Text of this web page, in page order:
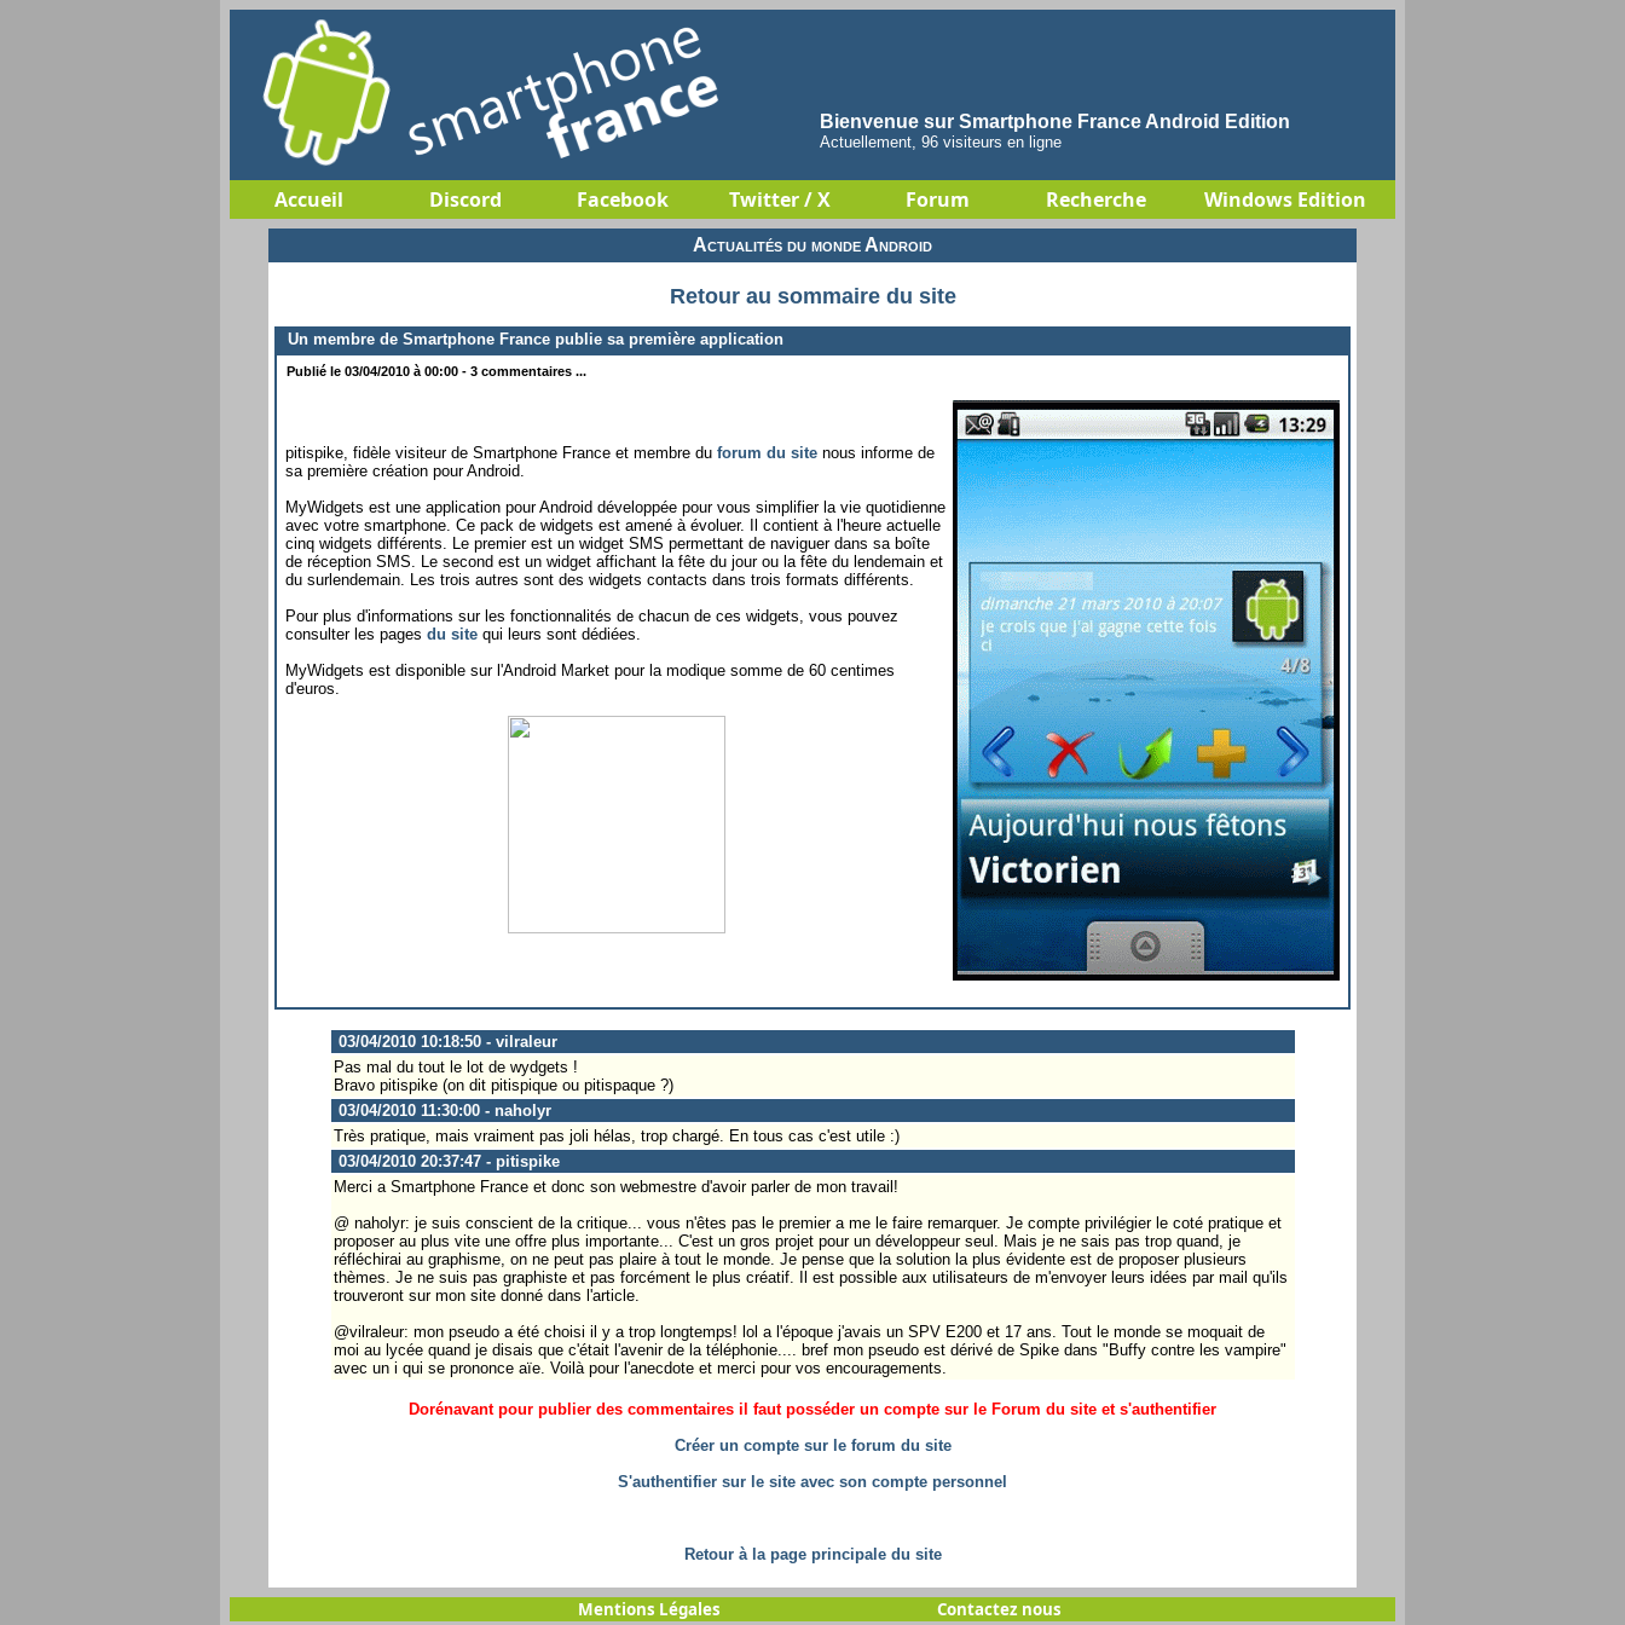
Bienvenue sur Smartphone France Android Edition
Actuellement, 96 visiteurs en ligne
Accueil Discord Facebook Twitter / X Forum Recherche Windows Edition
Actualités du monde Android
Retour au sommaire du site
Un membre de Smartphone France publie sa première application
Publié le 03/04/2010 à 00:00 - 3 commentaires ...
pitispike, fidèle visiteur de Smartphone France et membre du forum du site nous informe de
sa première création pour Android.
MyWidgets est une application pour Android développée pour vous simplifier la vie quotidienne
avec votre smartphone. Ce pack de widgets est amené à évoluer. Il contient à l'heure actuelle
cinq widgets différents. Le premier est un widget SMS permettant de naviguer dans sa boîte
de réception SMS. Le second est un widget affichant la fête du jour ou la fête du lendemain et
du surlendemain. Les trois autres sont des widgets contacts dans trois formats différents.
Pour plus d'informations sur les fonctionnalités de chacun de ces widgets, vous pouvez
consulter les pages du site qui leurs sont dédiées.
MyWidgets est disponible sur l'Android Market pour la modique somme de 60 centimes
d'euros.
03/04/2010 10:18:50 - vilraleur
Pas mal du tout le lot de wydgets !
Bravo pitispike (on dit pitispique ou pitispaque ?)
03/04/2010 11:30:00 - naholyr
Très pratique, mais vraiment pas joli hélas, trop chargé. En tous cas c'est utile :)
03/04/2010 20:37:47 - pitispike
Merci a Smartphone France et donc son webmestre d'avoir parler de mon travail!
@ naholyr: je suis conscient de la critique... vous n'êtes pas le premier a me le faire remarquer. Je compte privilégier le coté pratique et
proposer au plus vite une offre plus importante... C'est un gros projet pour un développeur seul. Mais je ne sais pas trop quand, je
réfléchirai au graphisme, on ne peut pas plaire à tout le monde. Je pense que la solution la plus évidente est de proposer plusieurs
thèmes. Je ne suis pas graphiste et pas forcément le plus créatif. Il est possible aux utilisateurs de m'envoyer leurs idées par mail qu'ils
trouveront sur mon site donné dans l'article.
@vilraleur: mon pseudo a été choisi il y a trop longtemps! lol a l'époque j'avais un SPV E200 et 17 ans. Tout le monde se moquait de
moi au lycée quand je disais que c'était l'avenir de la téléphonie.... bref mon pseudo est dérivé de Spike dans "Buffy contre les vampire"
avec un i qui se prononce aïe. Voilà pour l'anecdote et merci pour vos encouragements.
Dorénavant pour publier des commentaires il faut posséder un compte sur le Forum du site et s'authentifier
Créer un compte sur le forum du site
S'authentifier sur le site avec son compte personnel
Retour à la page principale du site
Mentions Légales Contactez nous